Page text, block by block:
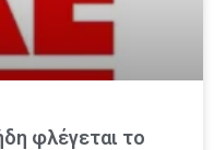
φλέγεται το